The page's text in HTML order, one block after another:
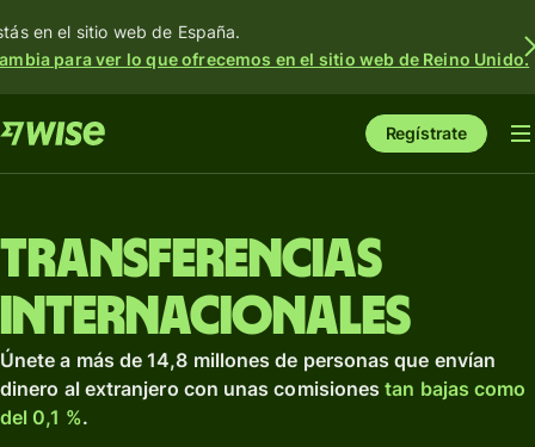
en el sitio web de España.
para ver lo que ofrecemos en el sitio web de Reino Unido.
Regístrate
Transferencias
internacionales
Únete a más de 14,8 millones de personas que envían
dinero al extranjero con unas comisionestan bajas como
del 0,1 %.